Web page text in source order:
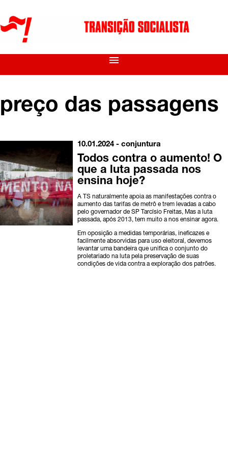
menu
preço das passagens
10.01.2024 -conjuntura
Todos contra o aumento! O
que a luta passada nos
ensina hoje?
A TS naturalmente apoia as manifestações contra o
aumento das tarifas de metrô e trem levadas a cabo
pelo governador de SP Tarcísio Freitas, Mas a luta
passada, após 2013, tem muito a nos ensinar agora.
Em oposição a medidas temporárias, ineficazes e
facilmente absorvidas para uso eleitoral, devemos
levantar uma bandeira que unifica o conjunto do
proletariado na luta pela preservação de suas
condições de vida contra a exploração dos patrões.